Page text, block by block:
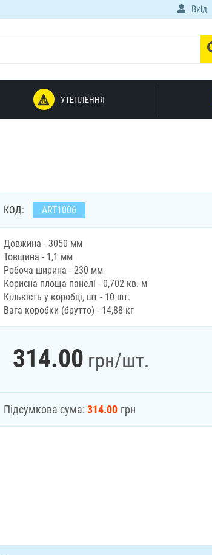
Вхід
УТЕПЛЕННЯ
КОД: ART1006
Довжина - 3050 мм
Товщина - 1,1 мм
Робоча ширина - 230 мм
Корисна площа панелі - 0,702 кв. м
Кількість у коробці, шт - 10 шт.
Вага коробки (брутто) - 14,88 кг
314.00 грн/шт.
Підсумкова сума: 314.00 грн